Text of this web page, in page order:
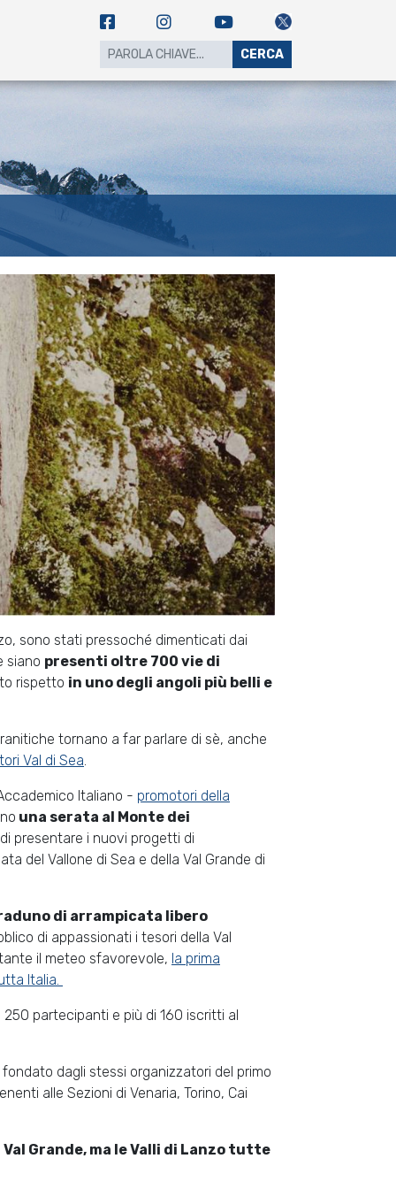
CERCA
sono stati pressoché dimenticati dai
siano presenti oltre 700 vie di
rispetto in uno degli angoli più belli e
tornano a far parlare di sè, anche
Val di Sea.
Italiano - promotori della
una serata al Monte dei
presentare i nuovi progetti di
del Vallone di Sea e della Val Grande di
di arrampicata libero
di appassionati i tesori della Val
il meteo sfavorevole, la prima
Italia.
partecipanti e più di 160 iscritti al
fondato dagli stessi organizzatori del primo
alle Sezioni di Venaria, Torino, Cai
Grande, ma le Valli di Lanzo tutte